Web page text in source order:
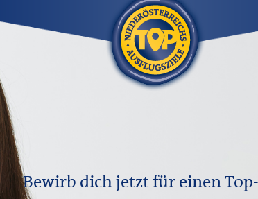
Bewirb dich jetzt für einen